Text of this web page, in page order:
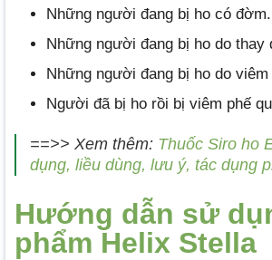
Những người đang bị ho có đờm.
Những người đang bị ho do thay
Những người đang bị ho do viêm
Người đã bị ho rồi bị viêm phế
==>> Xem thêm: Thuốc Siro ho
dụng, liều dùng, lưu ý, tác dụng
Hướng dẫn sử
phẩm Helix Stella